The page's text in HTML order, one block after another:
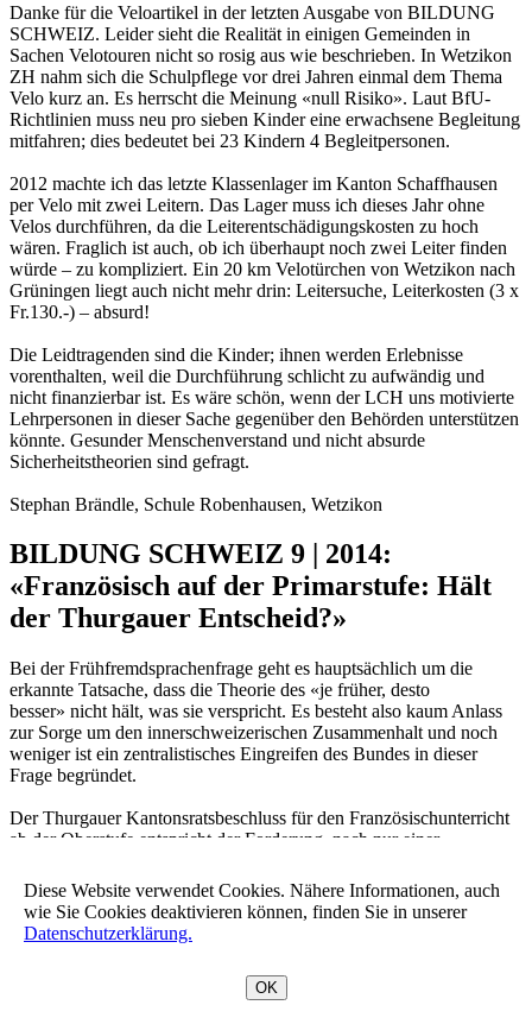
Danke für die Veloartikel in der letzten Ausgabe von BILDUNG
SCHWEIZ. Leider sieht die Realität in einigen Gemeinden in
Sachen Velotouren nicht so rosig aus wie beschrieben. In Wetzikon
ZH nahm sich die Schulpflege vor drei Jahren einmal dem Thema
Velo kurz an. Es herrscht die Meinung «null Risiko». Laut BfU-
Richtlinien muss neu pro sieben Kinder eine erwachsene Begleitung
mitfahren; dies bedeutet bei 23 Kindern 4 Begleitpersonen.
2012 machte ich das letzte Klassenlager im Kanton Schaffhausen
per Velo mit zwei Leitern. Das Lager muss ich dieses Jahr ohne
Velos durchführen, da die Leiterentschädigungskosten zu hoch
wären. Fraglich ist auch, ob ich überhaupt noch zwei Leiter finden
würde – zu kompliziert. Ein 20 km Velotürchen von Wetzikon nach
Grüningen liegt auch nicht mehr drin: Leitersuche, Leiterkosten (3 x
Fr.130.-) – absurd!
Die Leidtragenden sind die Kinder; ihnen werden Erlebnisse
vorenthalten, weil die Durchführung schlicht zu aufwändig und
nicht finanzierbar ist. Es wäre schön, wenn der LCH uns motivierte
Lehrpersonen in dieser Sache gegenüber den Behörden unterstützen
könnte. Gesunder Menschenverstand und nicht absurde
Sicherheitstheorien sind gefragt.
Stephan Brändle, Schule Robenhausen, Wetzikon
BILDUNG SCHWEIZ 9 | 2014:
«Französisch auf der Primarstufe: Hält
der Thurgauer Entscheid?»
Bei der Frühfremdsprachenfrage geht es hauptsächlich um die
erkannte Tatsache, dass die Theorie des «je früher, desto
besser» nicht hält, was sie verspricht. Es besteht also kaum Anlass
zur Sorge um den innerschweizerischen Zusammenhalt und noch
weniger ist ein zentralistisches Eingreifen des Bundes in dieser
Frage begründet.
Der Thurgauer Kantonsratsbeschluss für den Französischunterricht
ab der Oberstufe entspricht der Forderung, nach nur einer
Ostschweiz viele, die lieber den Englischunterricht wieder auf die
Oberstufe verlegen würden. Diese Diskussion wurde im Frühling
bereits von den St.Galler Reallehrern angestossen.Warum nicht das
Frühfranzösisch ab der 5. Klasse belassen und in Verbindung mit
Welschland aufbauen? Für den Zusammenhalt unseres Landes sind
Diese Website verwendet Cookies. Nähere Informationen, auch
wie Sie Cookies deaktivieren können, finden Sie in unserer
Datenschutzerklärung.
OK